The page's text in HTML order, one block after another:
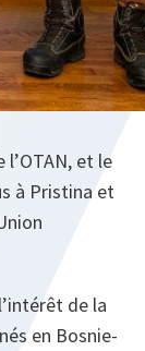
et le
à Pristina et
de la
en Bosnie-